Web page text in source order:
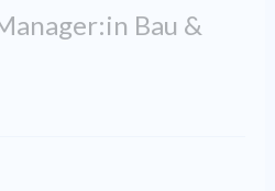
Bau &